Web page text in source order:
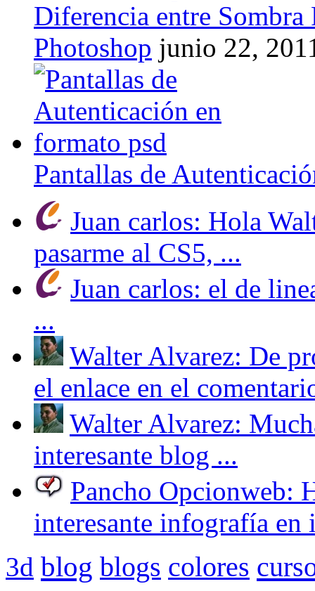
Diferencia entre
Photoshop junio 22,
Pantallas de
Juan carlos: Hola
pasarme al CS5, ...
Juan carlos: el de
...
Walter Alvarez: De
el enlace en el
Walter Alvarez:
interesante blog ...
Pancho Opcionweb:
interesante infografía en
3d blog blogs colores